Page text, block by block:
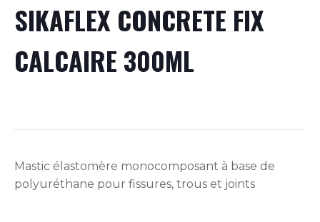
SIKAFLEX CONCRETE FIX
CALCAIRE 300ML
Mastic élastomère monocomposant à base de
polyuréthane pour fissures, trous et joints